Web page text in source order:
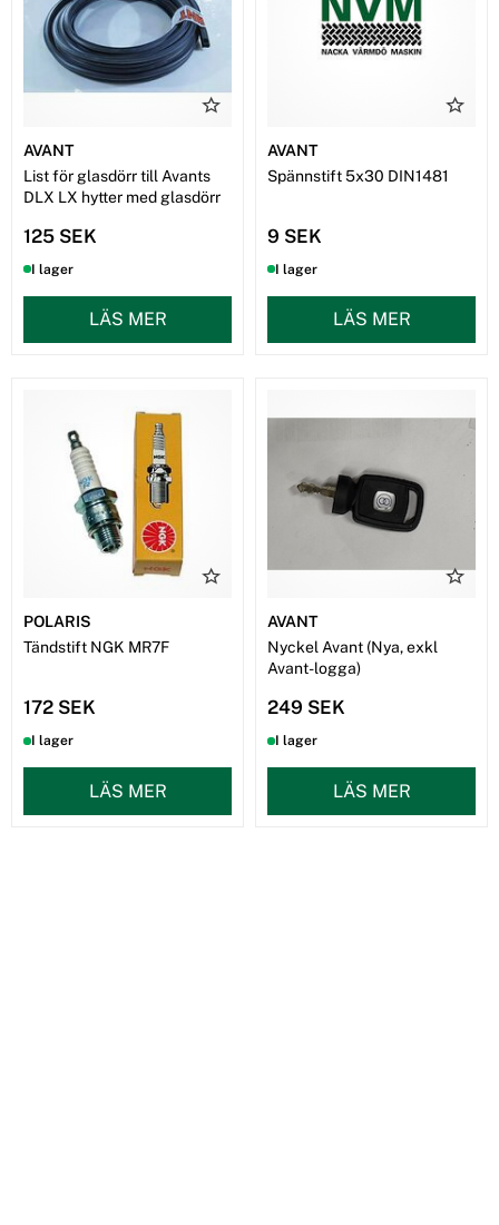
AVANT
List för glasdörr till Avants
DLX LX hytter med glasdörr
125 SEK
I lager
LÄS MER
AVANT
Spännstift 5x30 DIN1481
9 SEK
I lager
LÄS MER
POLARIS
Tändstift NGK MR7F
172 SEK
I lager
LÄS MER
AVANT
Nyckel Avant (Nya, exkl
Avant-logga)
249 SEK
I lager
LÄS MER